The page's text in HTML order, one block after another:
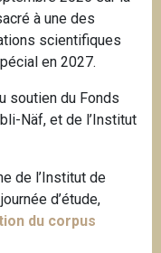
à une des
scientifiques
en 2027.
soutien du Fonds
Näf, et de l’Institut
de l’Institut de
d’étude,
du corpus